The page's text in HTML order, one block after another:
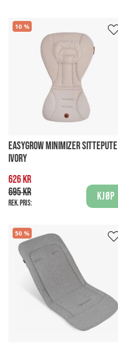
10
EASYGROW MINIMIZER SITTEPUTE
IVORY
626 kr
695 kr
Rek. pris:
Kjøp
50